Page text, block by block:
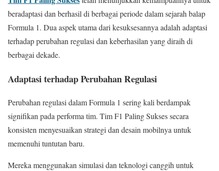
beradaptasi dan berhasil di berbagai periode dalam sejarah balap
Formula 1. Dua aspek utama dari kesuksesannya adalah adaptasi
terhadap perubahan regulasi dan keberhasilan yang diraih di
berbagai dekade.
Adaptasi terhadap Perubahan Regulasi
Perubahan regulasi dalam Formula 1 sering kali berdampak
signifikan pada performa tim. Tim F1 Paling Sukses secara
konsisten menyesuaikan strategi dan desain mobilnya untuk
memenuhi tuntutan baru.
Mereka menggunakan simulasi dan teknologi canggih untuk